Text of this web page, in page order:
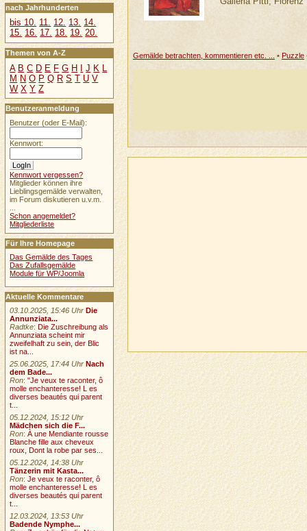
Gemälde betrachten, kommentieren etc. ... • Puzzle
nach Jahrhunderten
bis 10. 11. 12. 13. 14.
15. 16. 17. 18. 19. 20.
Themen von A-Z
A B C D E F G H I J K L
M N O P Q R S T U V
W X Y Z
Benutzeranmeldung
Benutzer (oder E-Mail):
Kennwort:
Kennwort vergessen?
Mitglieder können ihre
Lieblingsgemälde verwalten,
im Forum diskutieren u.v.m.
Schon angemeldet?
Mitgliederliste
Für Ihre Homepage
Das Gemälde des Tages
Das Zufallsgemälde
Module für WP/Joomla
Aktuelle Kommentare
03.10.2025, 15:46 Uhr Die
Annunziata...
Radtke: Die Zuschreibung als
Annunziata scheint mir
zweifelhaft zu sein, der Blic
ist na...
25.06.2025, 17:44 Uhr Nach
dem Bade...
Ron:"Je veux te raconter, ô
molle enchanteresse! L es
diverses beautés qui parent
t...
05.12.2024, 15:12 Uhr
Mädchen sich die F...
Ron:À une Mendiante rousse
Blanche fille aux cheveux
roux, Dont la robe par ses...
05.12.2024, 14:38 Uhr
Tänzerin mit Kasta...
Ron:Je veux te raconter, ô
molle enchanteresse! L es
diverses beautés qui parent
t...
12.03.2024, 13:53 Uhr
Badende Nymphe...